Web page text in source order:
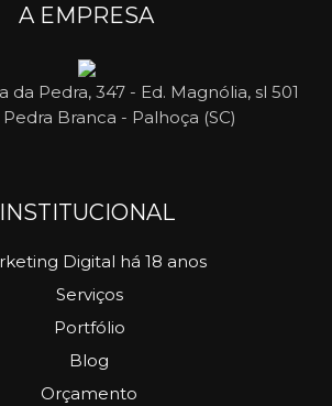
A EMPRESA
da Pedra, 347 - Ed. Magnólia, sl 501
Pedra Branca - Palhoça (SC)
INSTITUCIONAL
Digital há 18 anos
Serviços
Portfólio
Blog
Orçamento